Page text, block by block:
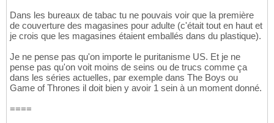
Dans les bureaux de tabac tu ne pouvais voir que la première
de couverture des magasines pour adulte (c'était tout en haut et
je crois que les magasines étaient emballés dans du plastique).
Je ne pense pas qu'on importe le puritanisme US. Et je ne
pense pas qu'on voit moins de seins ou de trucs comme ça
dans les séries actuelles, par exemple dans The Boys ou
Game of Thrones il doit bien y avoir 1 sein à un moment donné.
====